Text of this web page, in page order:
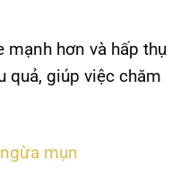
mạnh hơn và hấp thụ
quả, giúp việc chăm
mụn